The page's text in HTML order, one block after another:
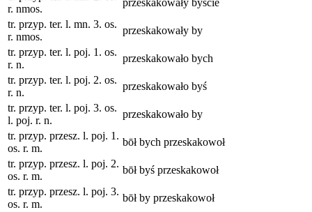
r. nmos.
tr. przyp. ter. l. mn. 3. os.
r. nmos.
przeskakowały by
tr. przyp. ter. l. poj. 1. os.
r. n.
przeskakowało bych
tr. przyp. ter. l. poj. 2. os.
r. n.
przeskakowało byś
tr. przyp. ter. l. poj. 3. os.
l. poj. r. n.
przeskakowało by
tr. przyp. przesz. l. poj. 1.
os. r. m.
bōł bych przeskakowoł
tr. przyp. przesz. l. poj. 2.
os. r. m.
bōł byś przeskakowoł
tr. przyp. przesz. l. poj. 3.
os. r. m.
bōł by przeskakowoł